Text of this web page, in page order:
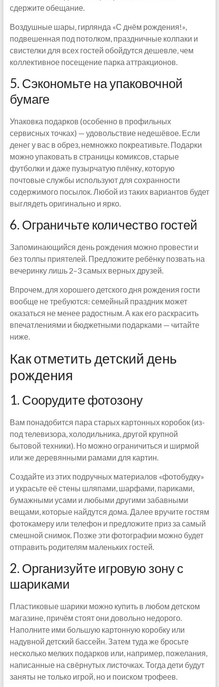
сдержите обещание.
Воздушные шары, гирлянда «С днём рождения!»,
подвешенная под потолком, праздничные колпаки и
свистелки для всех гостей обойдутся дешевле, чем
коллективное посещение парка аттракционов.
5. Сэкономьте на упаковочной
бумаге
Упаковка подарков (особенно в профильных
сервисных точках) — удовольствие недешёвое. Если
денег у вас в обрез, немножко покреативьте. Подарки
можно упаковать в страницы комиксов, старые
футболки и даже пузырчатую плёнку, которую
почтовые службы используют для сохранности
содержимого посылок. Любой из таких вариантов будет
выглядеть оригинально и ярко.
6. Ограничьте количество гостей
Запоминающийся день рождения можно провести и
без толпы приятелей. Предложите ребёнку позвать на
вечеринку лишь 2–3 самых верных друзей.
Впрочем, для хорошего детского дня рождения гости
вообще не требуются: семейный праздник может
оказаться не менее радостным. А как его раскрасить
впечатлениями и бюджетными подарками — читайте
ниже.
Как отметить детский день
рождения
1. Соорудите фотозону
Вам понадобится пара старых картонных коробок (из-
под телевизора, холодильника, другой крупной
бытовой техники). Но можно ограничиться и ширмой
или же деревянными рамами для картин.
Создайте из этих подручных материалов «фотобудку»
и украсьте её стены шляпами, шарфами, париками,
бумажными усами и любыми другими забавными
вещами, которые найдутся дома. Далее вручите гостям
фотокамеру или телефон и предложите приз за самый
смешной снимок. Позже эти фотографии можно будет
отправить родителям маленьких гостей.
2. Организуйте игровую зону с
шариками
Пластиковые шарики можно купить в любом детском
магазине, причём стоят они довольно недорого.
Наполните ими большую картонную коробку или
надувной детский бассейн. Затем туда же бросьте
несколько мелких подарков или, например, пожелания,
написанные на свёрнутых листочках. Тогда дети будут
заняты не только игрой, но и поиском трофеев.